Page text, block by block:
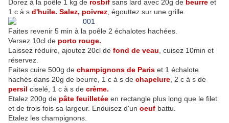
Dorez à la poêle 1 kg de rosbif sans lard avec 20g de beurre et
1 c à s d'huile. Salez, poivrez , égouttez sur une grille.
Faites revenir 5 min à la poêle 2 échalotes hachées.
Versez 10cl de porto rouge.
Laissez réduire, ajoutez 20cl de fond de veau , cuisez 10min et
réservez.
Faites cuire 500g de champignons de Paris et 1 échalote
hachés dans 20g de beurre, 1 c à s de chapelure , 2 c à s de
persil ciselé, 1 c à s de crème.
Etalez 200g de pâte feuilletée en rectangle plus long que le filet
et de trois fois sa largeur. Enduisez d'un oeuf battu.
Etalez les champignons.